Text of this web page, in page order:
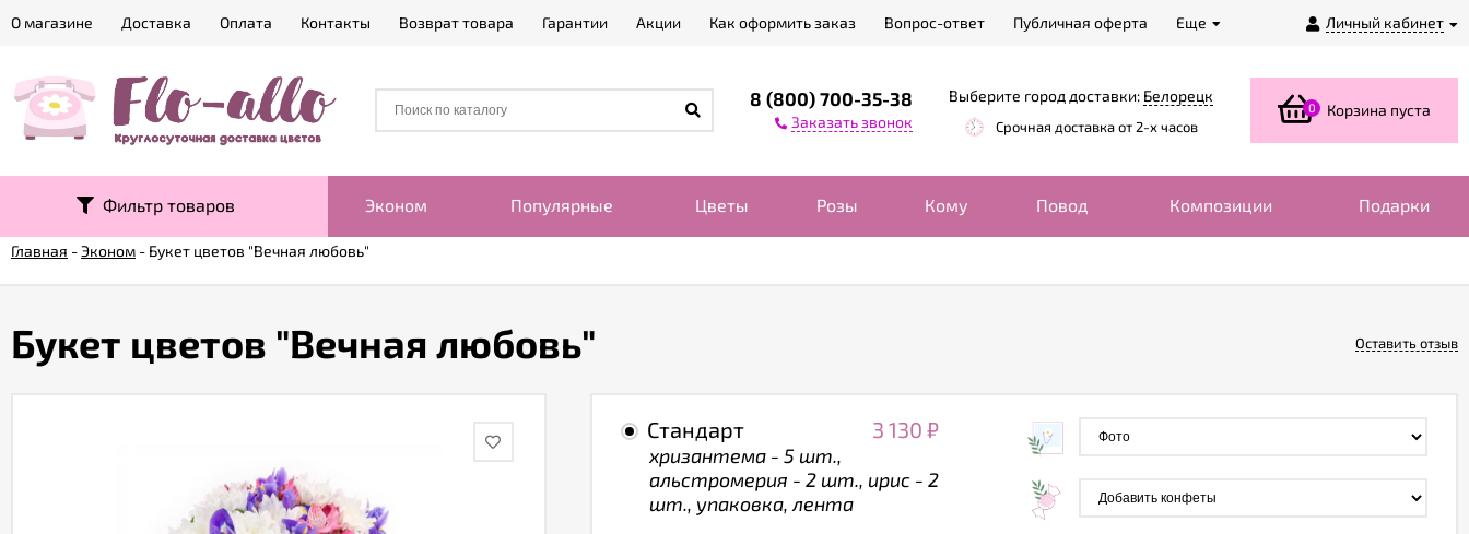
Личный кабинет
О магазине Доставка Оплата Контакты Возврат товара Гарантии Акции Как оформить заказ Вопрос-ответ Публичная оферта Еще
8 (800) 700-35-38
Заказать звонок
Выберите город доставки: Белорецк
Срочная доставка от 2-х часов
0 Корзина пуста
Фильтр товаров Эконом Популярные Цветы Розы Кому Повод Композиции Подарки
Главная -Эконом - Букет цветов "Вечная любовь"
Букет цветов "Вечная любовь" Оставить отзыв
Стандарт 3 130 ₽
хризантема - 5 шт.,
альстромерия - 2 шт., ирис - 2
шт., упаковка, лента